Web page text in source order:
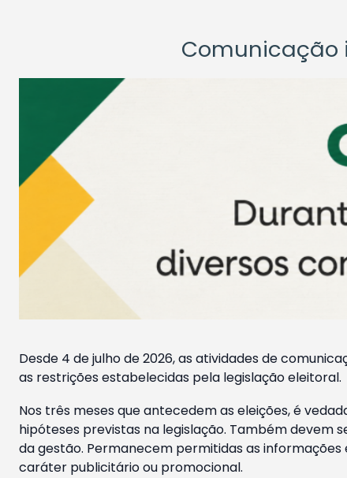
Comunicação
Desde 4 de julho de 2026, as atividades de
as restrições estabelecidas pela legislação eleitoral.
Nos três meses que antecedem as eleições, é
hipóteses previstas na legislação. Também devem
da gestão. Permanecem permitidas as
caráter publicitário ou promocional.